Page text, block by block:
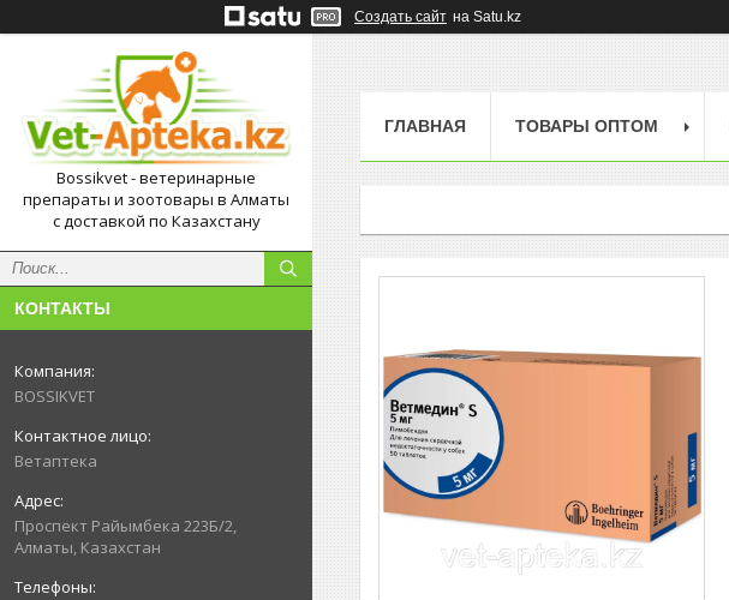
Создать сайт на Satu.kz
Bossikvet - ветеринарные
препараты и зоотовары в Алматы
с доставкой по Казахстану
КОНТАКТЫ
BOSSIKVET
Ветаптека
Проспект Райымбека 223Б/2,
Алматы, Казахстан
ГЛАВНАЯ ТОВАРЫ ОПТОМ